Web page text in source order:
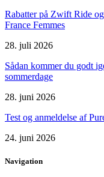
Rabatter på Zwift Ride
France Femmes
28. juli 2026
Sådan kommer du godt
sommerdage
28. juni 2026
Test og anmeldelse af
24. juni 2026
Navigation